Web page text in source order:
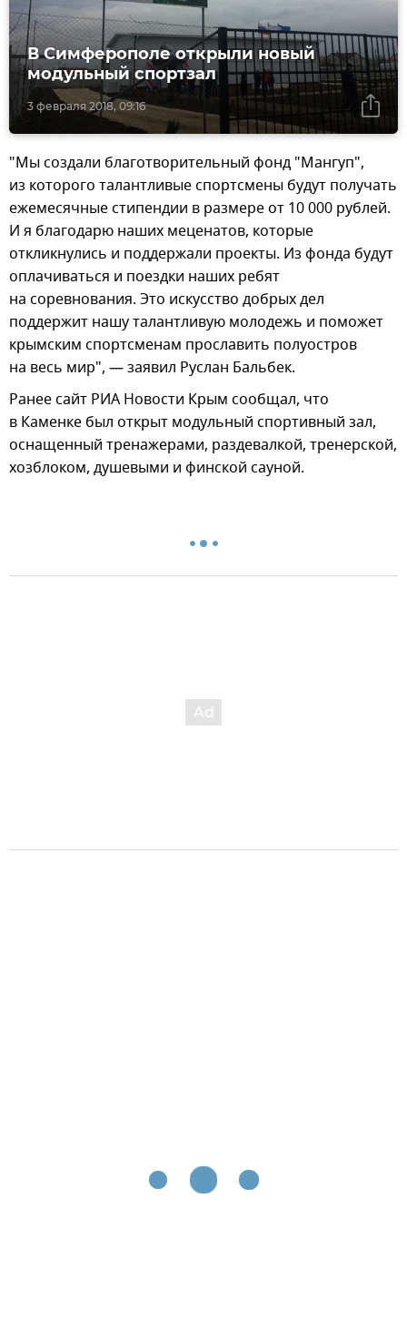
3 февраля 2018, 09:16
В Симферополе открыли новый
модульный спортзал
"Мы создали благотворительный фонд "Мангуп",
из которого талантливые спортсмены будут получать
ежемесячные стипендии в размере от 10 000 рублей.
И я благодарю наших меценатов, которые
откликнулись и поддержали проекты. Из фонда будут
оплачиваться и поездки наших ребят
на соревнования. Это искусство добрых дел
поддержит нашу талантливую молодежь и поможет
крымским спортсменам прославить полуостров
на весь мир", — заявил Руслан Бальбек.
Ранее сайт РИА Новости Крым сообщал, что
в Каменке был открыт модульный спортивный зал,
оснащенный тренажерами, раздевалкой, тренерской,
хозблоком, душевыми и финской сауной.